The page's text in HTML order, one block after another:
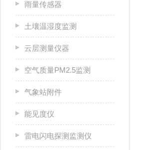
雨量传感器
土壤温湿度监测
云层测量仪器
空气质量PM2.5监测
气象站附件
能见度仪
雷电闪电探测监测仪